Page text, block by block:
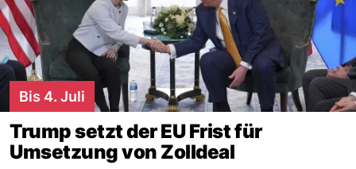
Bis 4. Juli
Trump setzt der EU Frist für
Umsetzung von Zolldeal